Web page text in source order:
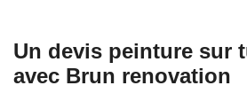
Un devis peinture sur
avec Brun renovation